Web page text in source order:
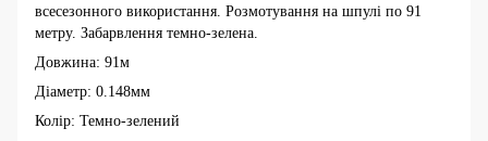
всесезонного використання. Розмотування на шпулі по 91
метру. Забарвлення темно-зелена.
Довжина: 91м
Діаметр: 0.148мм
Колір: Темно-зелений